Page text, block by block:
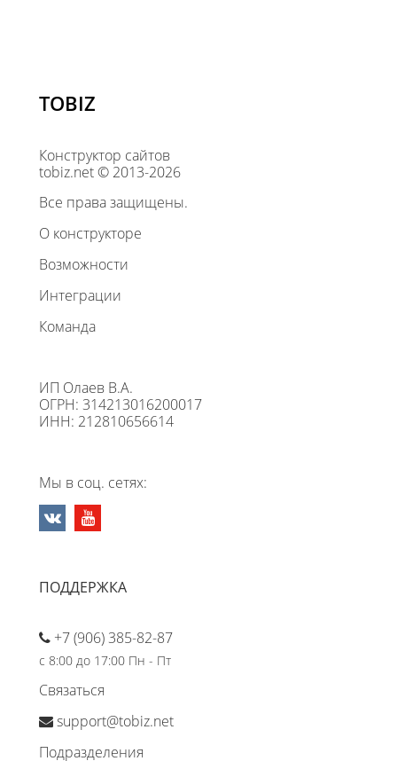
TOBIZ
Конструктор сайтов
tobiz.net © 2013-2026
Все права защищены.
О конструкторе
Возможности
Интеграции
Команда
ИП Олаев В.А.
ОГРН: 314213016200017
ИНН: 212810656614
Мы в соц. сетях:
ПОДДЕРЖКА
+7 (906) 385-82-87
с 8:00 до 17:00 Пн - Пт
Связаться
support@tobiz.net
Подразделения